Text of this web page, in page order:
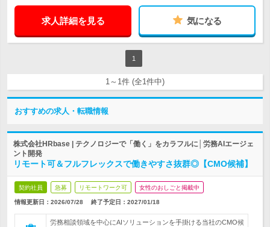
求人詳細を見る 気になる
1
1～1件 (全1件中)
おすすめの求人・転職情報
株式会社HRbase | テクノロジーで「働く」をカラフルに│労務AIエージェ
ント開発
リモート可＆フルフレックスで働きやすさ抜群◎【CMO候補】
契約社員 急募 リモートワーク可 女性のおしごと掲載中
情報更新日：2026/07/28 終了予定日： 2027/01/18
労務相談領域を中心にAIソリューションを手掛ける当社のCMO候